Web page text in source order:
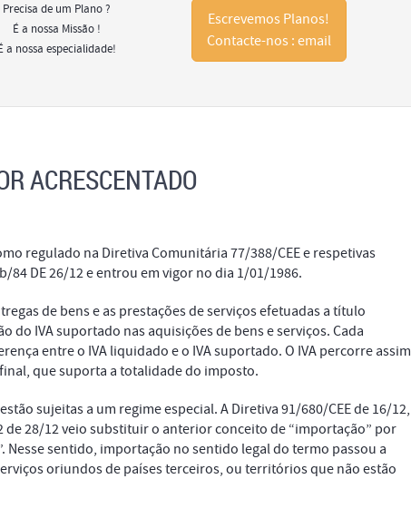
Precisa de um Plano ?
É a nossa Missão !
a nossa especialidade!
Escrevemos Planos!
Contacte-nos : email
ACRESCENTADO
regulado na Diretiva Comunitária 77/388/CEE e respetivas
DE 26/12 e entrou em vigor no dia 1/01/1986.
de bens e as prestações de serviços efetuadas a título
do IVA suportado nas aquisições de bens e serviços. Cada
entre o IVA liquidado e o IVA suportado. O IVA percorre assim
que suporta a totalidade do imposto.
sujeitas a um regime especial. A Diretiva 91/680/CEE de 16/12,
de 28/12 veio substituir o anterior conceito de “importação” por
sentido, importação no sentido legal do termo passou a
oriundos de países terceiros, ou territórios que não estão